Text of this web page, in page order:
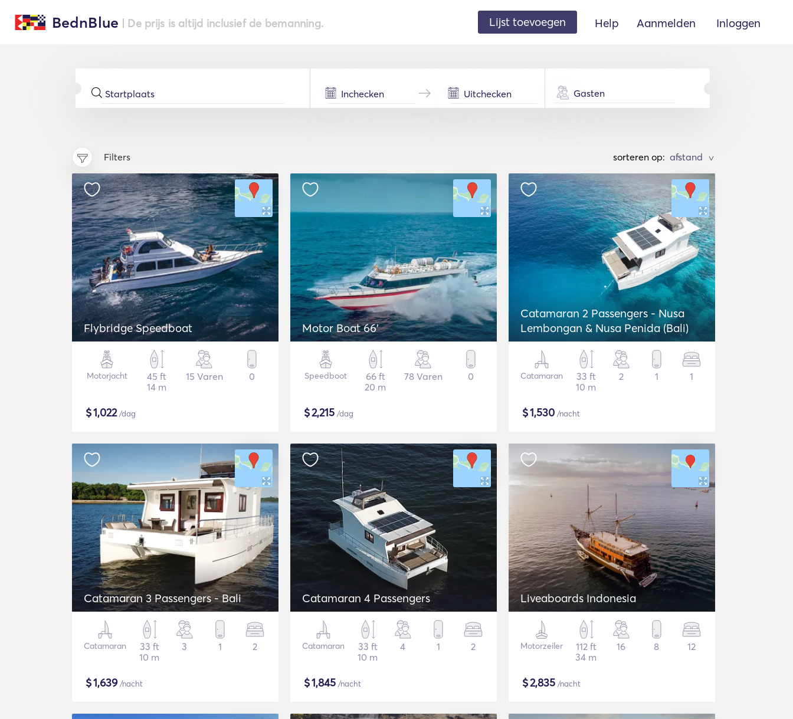
BednBlue | De prijs is altijd inclusief de bemanning. Lijst toevoegen Help Aanmelden Inloggen
Gasten
Filters sorteren op: >
Flybridge Speedboat
Motorjacht
45 ft
14 m
15 Varen 0
$1,022/dag
Motor Boat 66'
Speedboot
66 ft
20 m
78 Varen 0
$2,215 /dag
Catamaran 2 Passengers - Nusa
Lembongan & Nusa Penida (Bali)
Catamaran
33 ft
10 m
2 1 1
$1,530 /nacht
Catamaran 3 Passengers - Bali
Catamaran
33 ft
10 m
3 1 2
$1,639/nacht
Catamaran 4 Passengers
Catamaran
33 ft
10 m
4 1 2
$1,845 /nacht
Liveaboards Indonesia
Motorzeiler
112 ft
34 m
16 8 12
$2,835 /nacht